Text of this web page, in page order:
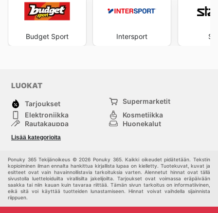
Budget Sport Intersport
LUOKAT
Tarjoukset
Supermarketit
Elektroniikka
Kosmetiikka
Rautakauppa
Huonekalut
Urheilu
Lisää kategorioita
Ponuky 365 Tekijänoikeus © 2026 Ponuky 365. Kaikki oikeudet pidätetään. Tekstin
kopioiminen ilman ennalta hankittua kirjallista lupaa on kielletty. Tuotekuvat, kuvat ja
esitteet ovat vain havainnollistavia tarkoituksia varten. Alennetut hinnat ovat tällä
sivustolla luetteloiduilta virallisilta jakelijoilta. Tarjoukset ovat voimassa eräpäivään
saakka tai niin kauan kuin tavaraa riittää. Tämän sivun tarkoitus on informatiivinen,
eikä sitä voi käyttää tuotteiden lunastamiseen. Hinnat voivat vaihdella sijainnista
riippuen.